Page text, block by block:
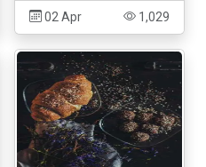
02 Apr 1,029